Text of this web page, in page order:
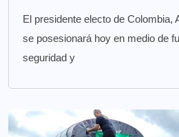
El presidente electo de Colombia,
se posesionará hoy en medio de
seguridad y